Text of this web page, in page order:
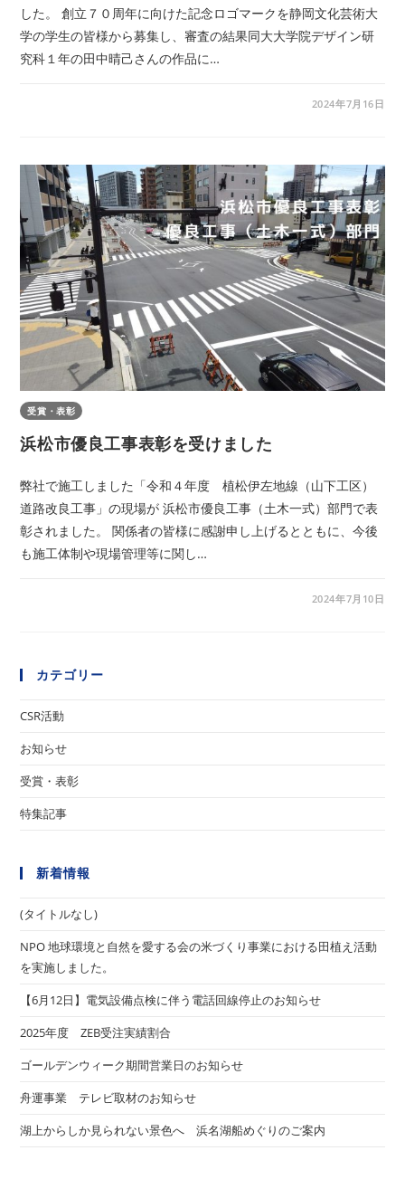
した。 創立７０周年に向けた記念ロゴマークを静岡文化芸術大
学の学生の皆様から募集し、審査の結果同大大学院デザイン研
究科１年の田中晴己さんの作品に…
2024年7月16日
受賞・表彰
浜松市優良工事表彰を受けました
弊社で施工しました「令和４年度 植松伊左地線（山下工区）
道路改良工事」の現場が 浜松市優良工事（土木一式）部門で表
彰されました。 関係者の皆様に感謝申し上げるとともに、今後
も施工体制や現場管理等に関し…
2024年7月10日
カテゴリー
CSR活動
お知らせ
受賞・表彰
特集記事
新着情報
(タイトルなし)
NPO 地球環境と自然を愛する会の米づくり事業における田植え活動
を実施しました。
【6月12日】電気設備点検に伴う電話回線停止のお知らせ
2025年度 ZEB受注実績割合
ゴールデンウィーク期間営業日のお知らせ
舟運事業 テレビ取材のお知らせ
湖上からしか見られない景色へ 浜名湖船めぐりのご案内